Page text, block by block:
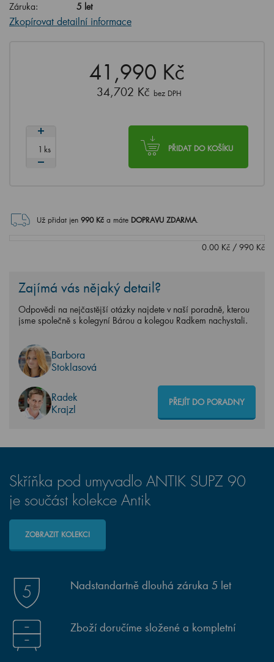
Záruka:
5 let
Zkopírovat detailní informace
41,990 Kč
34,702 Kč bez DPH
PŘIDAT DO KOŠÍKU
ks
Už přidat jen 990Kč a máte DOPRAVU ZDARMA.
0.00 Kč / 990 Kč
Zajímá vás nějaký detail?
Odpovědi na nejčastější otázky najdete v naší poradně, kterou
jsme společně s kolegyní Bárou a kolegou Radkem nachystali.
Barbora
Stoklasová
Radek
Krajzl
PŘEJÍT DO PORADNY
Skříňka pod umyvadlo ANTIK SUPZ 90
je součást kolekce Antik
ZOBRAZIT KOLEKCI
Nadstandartně dlouhá záruka 5 let
Zboží doručíme složené a kompletní